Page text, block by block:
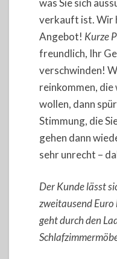
was Sie sich
verkauft ist. Wir
Angebot! Kurze
freundlich, Ihr
verschwinden!
reinkommen,
wollen, dann
Stimmung, die
gehen dann
sehr unrecht –
Der Kunde lässt
zweitausend Euro
geht durch den